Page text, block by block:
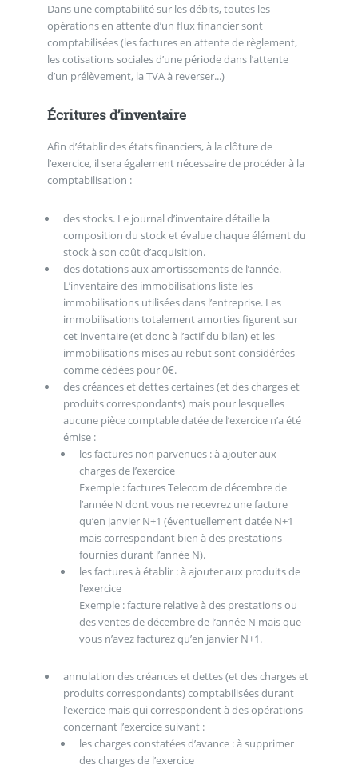
Dans une comptabilité sur les débits, toutes les
opérations en attente d’un flux financier sont
comptabilisées (les factures en attente de règlement,
les cotisations sociales d’une période dans l’attente
d’un prélèvement, la TVA à reverser...)
Écritures d’inventaire
Afin d’établir des états financiers, à la clôture de
l’exercice, il sera également nécessaire de procéder à la
comptabilisation :
des stocks. Le journal d’inventaire détaille la
composition du stock et évalue chaque élément du
stock à son coût d’acquisition.
des dotations aux amortissements de l’année.
L’inventaire des immobilisations liste les
immobilisations utilisées dans l’entreprise. Les
immobilisations totalement amorties figurent sur
cet inventaire (et donc à l’actif du bilan) et les
immobilisations mises au rebut sont considérées
comme cédées pour 0€.
des créances et dettes certaines (et des charges et
produits correspondants) mais pour lesquelles
aucune pièce comptable datée de l’exercice n’a été
émise :
les factures non parvenues : à ajouter aux
charges de l’exercice
Exemple : factures Telecom de décembre de
l’année N dont vous ne recevrez une facture
qu’en janvier N+1 (éventuellement datée N+1
mais correspondant bien à des prestations
fournies durant l’année N).
les factures à établir : à ajouter aux produits de
l’exercice
Exemple : facture relative à des prestations ou
des ventes de décembre de l’année N mais que
vous n’avez facturez qu’en janvier N+1.
annulation des créances et dettes (et des charges et
produits correspondants) comptabilisées durant
l’exercice mais qui correspondent à des opérations
concernant l’exercice suivant :
les charges constatées d’avance : à supprimer
des charges de l’exercice